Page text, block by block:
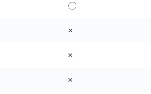
〇
×
×
×